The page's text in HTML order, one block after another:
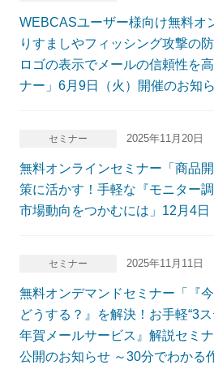
WEBCASユーザー様向け無料オ
りすましやフィッシング攻撃の
ロゴの表示でメールの信頼性を
ナー」6月9日（火）開催のお知
セミナー 2025年11月20日
無料オンラインセミナー「商品
策に活かす！手軽な『モニター
市場動向をつかむには」12月4
セミナー 2025年11月11日
無料オンデマンドセミナー「『
どうする？』を解決！お手軽“3
年賀メールサービス』解説セミ
公開のお知らせ ～30分でわかる